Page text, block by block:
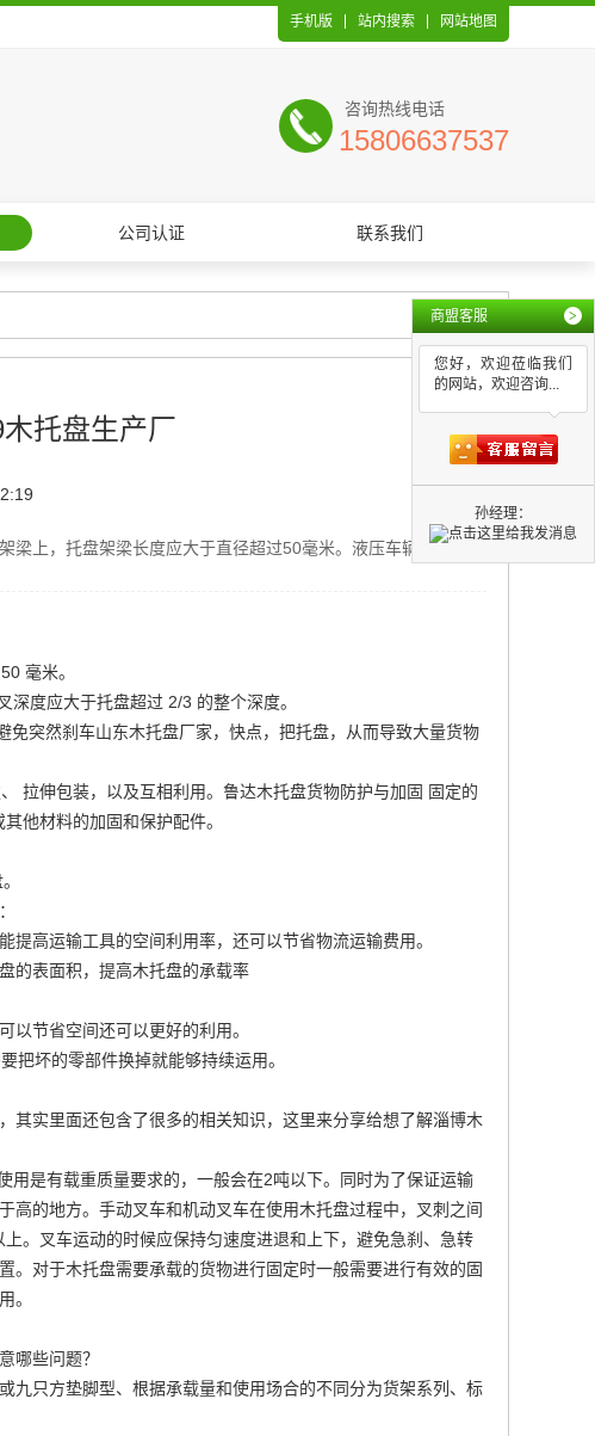
手机版 站内搜索 网站地图
咨询热线电话
15806637537
公司认证 联系我们
托盘生产厂
上，托盘架梁长度应大于直径超过50毫米。液压车辆和叉车使
毫米。
度应大于托盘超过 2/3 的整个深度。
免突然刹车山东木托盘厂家，快点，把托盘，从而导致大量货物
拉伸包装，以及互相利用。鲁达木托盘货物防护与加固 固定的
他材料的加固和保护配件。
。
高运输工具的空间利用率，还可以节省物流运输费用。
的表面积，提高木托盘的承载率
以节省空间还可以更好的利用。
把坏的零部件换掉就能够持续运用。
其实里面还包含了很多的相关知识，这里来分享给想了解淄博木
是有载重质量要求的，一般会在2吨以下。同时为了保证运输
的地方。手动叉车和机动叉车在使用木托盘过程中，叉刺之间
。叉车运动的时候应保持匀速度进退和上下，避免急刹、急转
。对于木托盘需要承载的货物进行固定时一般需要进行有效的固
。
哪些问题？
九只方垫脚型、根据承载量和使用场合的不同分为货架系列、标
商盟客服 >
您好，欢迎莅临我们
的网站，欢迎咨询...
孙经理：